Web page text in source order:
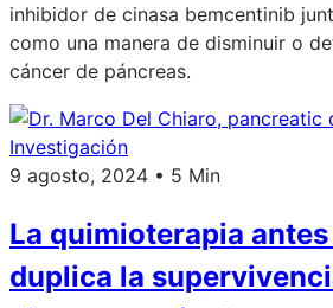
inhibidor de cinasa bemcentinib
como una manera de disminuir o
cáncer de páncreas.
Investigación
9 agosto, 2024 • 5 Min
La quimioterapia
duplica la